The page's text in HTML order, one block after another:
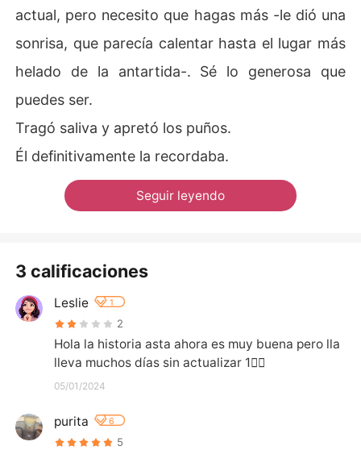
actual, pero necesito que hagas más -le dió una
sonrisa, que parecía calentar hasta el lugar más
helado de la antartida-. Sé lo generosa que
puedes ser.
Tragó saliva y apretó los puños.
Él definitivamente la recordaba.
Seguir leyendo
3 calificaciones
Leslie 1
2
Hola la historia asta ahora es muy buena pero lla
lleva muchos días sin actualizar 1🤦‍♀️
05/01/2024
purita 6
5